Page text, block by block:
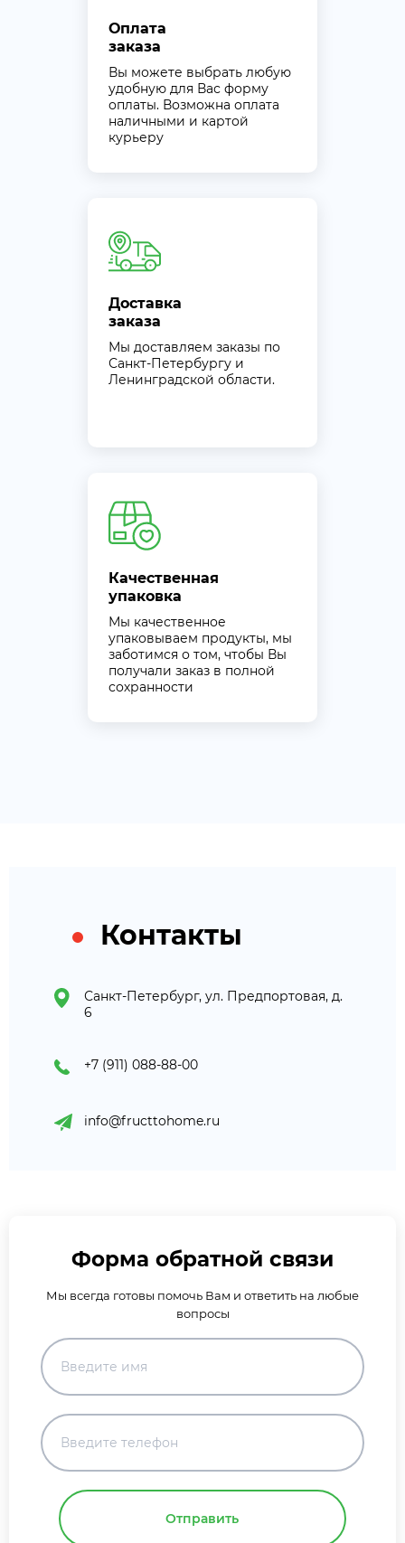
Оплата
заказа
Вы можете выбрать любую
удобную для Вас форму
оплаты. Возможна оплата
наличными и картой
курьеру
Доставка
заказа
Мы доставляем заказы по
Санкт-Петербургу и
Ленинградской области.
Качественная
упаковка
Мы качественное
упаковываем продукты, мы
заботимся о том, чтобы Вы
получали заказ в полной
сохранности
Контакты
Санкт-Петербург, ул. Предпортовая, д.
6
+7 (911) 088-88-00
info@fructtohome.ru
Форма обратной связи
Мы всегда готовы помочь Вам и ответить на любые
вопросы
Отправить